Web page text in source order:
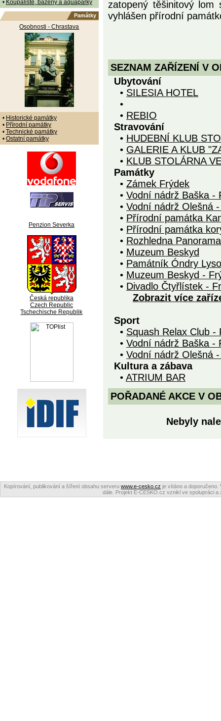
• Koupaliště, bazény a aquaparky
Památky
Osobnosti - Chrastava
• Historické památky
• Přírodní památky
• Technické památky
• Ostatní památky
Penzion Severka
Česká republika
Czech Republic
Tschechische Republik
zatopený těšinitový
vyhlášen přírodní
SEZNAM ZAŘÍZENÍ V
Ubytování
• SILESIA HOTEL
•
• REBIO
Stravování
• HUDEBNÍ KLUB
• GALERIE A KLUB
• KLUB STOLÁRNA
Památky
• Zámek Frýdek
• Vodní nádrž Baška -
• Vodní nádrž Olešná
• Přírodní památka
• Přírodní památka
• Rozhledna
• Muzeum Beskyd
• Památník Óndry
• Muzeum Beskyd -
• Divadlo Čtyřlístek -
Zobrazit více
Sport
• Squash Relax Club -
• Vodní nádrž Baška -
• Vodní nádrž Olešná
Kultura a zábava
• ATRIUM BAR
POŘADANÉ AKCE V
Nebyly
Kopírování, publikování a šíření obsahu serveru www.e-cesko.cz je vítáno a doporučeno.
dále. Projekt E-ČESKO.cz vznikl ve spolupráci